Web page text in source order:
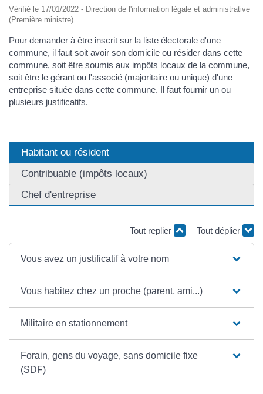
Vérifié le 17/01/2022 - Direction de l'information légale et administrative
(Première ministre)
Pour demander à être inscrit sur la liste électorale d'une
commune, il faut soit avoir son domicile ou résider dans cette
commune, soit être soumis aux impôts locaux de la commune,
soit être le gérant ou l'associé (majoritaire ou unique) d'une
entreprise située dans cette commune. Il faut fournir un ou
plusieurs justificatifs.
Habitant ou résident
Contribuable (impôts locaux)
Chef d'entreprise
Tout replier Tout déplier
Vous avez un justificatif à votre nom
Vous habitez chez un proche (parent, ami...)
Militaire en stationnement
Forain, gens du voyage, sans domicile fixe
(SDF)